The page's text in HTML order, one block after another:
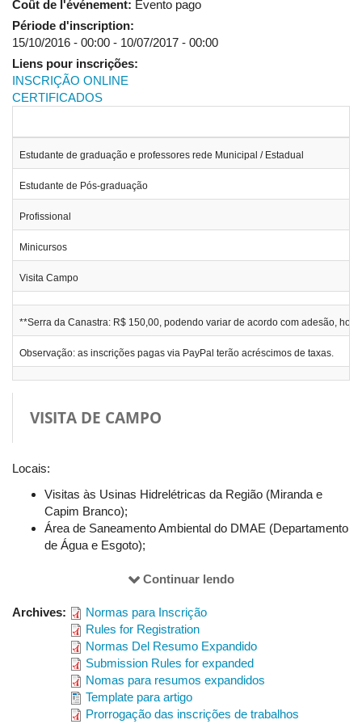
Mesa de abertura do VI Workshop internacional sobre
planejamento e desenvolvimento sustentável de bacias
hidrográficas:
Coordenação da comissão executiva da ufu do VI workshop
internacional sobre planejamento e desenvolvimento
sustentável de bacias hidrográficas da ufu.
Presenças:
Reitor da UFU: Prof. Dr. Valder Steffen Júnior;
Diretor presidente da Agência Nacional de Águas – Doutor
Vicente Andreu Guillo;
20h às 21h – Conferência de abertura: Excelentíssimo
Coutinho-
Santa Mônica as 400 pessoas que chegarem para completar as
cadeiras disponíveis. Os demais assistirão por Telão
disponibilizado no Auditório do Bloco 5S.
12/7/2017. Quarta–feira
8h às 9h
Desenvolvimento do tema: Sustentabilidade em Bacias
Hidrográficas
Conferencista: Lúcio José Sobral da Cunha Universidade de
Coimbra - Portugal
Mesa-redonda: Sustentabilidade em Bacias Hidrográficas
Coût de l'événement: Evento pago
Période d'inscription:
15/10/2016 - 00:00 - 10/07/2017 - 00:00
Liens pour inscrições:
INSCRIÇÃO ONLINE
CERTIFICADOS
Estudante de graduação e professores rede Municipal / Estadual
Estudante de Pós-graduação
Profissional
Minicursos
Visita Campo
**Serra da Canastra: R$ 150,00, podendo variar de acordo com adesão,
Observação: as inscrições pagas via PayPal terão acréscimos de taxas.
VISITA DE CAMPO
Locais:
Visitas às Usinas Hidrelétricas da Região (Miranda e
Capim Branco);
Área de Saneamento Ambiental do DMAE (Departamento
de Água e Esgoto);
Paranaíba Região;
Visita a uma Área de Mineração (Araxá-MG);
Visita à Serra da Canastra*, na área da Nascentes do Rio
São Francisco (São Roque de Minas) (Neste caso, em 2
dias – 15 e 16/7). Custo fixo por pessoa, mais despesas
de acordo com adesão, hospedagem e alimentação não
inclusas;
Continuar lendo
Archives:
Normas para Inscrição
Rules for Registration
Normas Del Resumo Expandido
Submission Rules for expanded
Nomas para resumos expandidos
Template para artigo
Prorrogação das inscrições de trabalhos